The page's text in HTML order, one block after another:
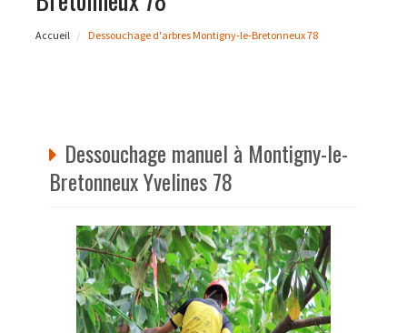
Accueil Dessouchage d'arbres Montigny-le-Bretonneux 78
Dessouchage manuel à Montigny-le-
Bretonneux Yvelines 78